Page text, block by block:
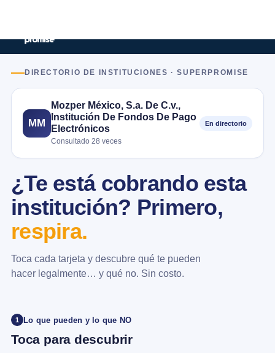
DIRECTORIO DE INSTITUCIONES · SUPERPROMISE
MM
Mozper México, S.a. De C.v.,
Institución De Fondos De Pago
Electrónicos
Consultado 28 veces
En directorio
¿Te está cobrando esta
institución? Primero,
respira.
Toca cada tarjeta y descubre qué te pueden
hacer legalmente… y qué no. Sin costo.
1 Lo que pueden y lo que NO
Toca para descubrir